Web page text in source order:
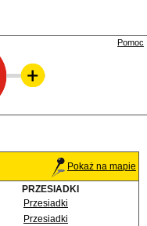
Pomoc
Pokaż na mapie
PRZESIADKI
Przesiadki
Przesiadki